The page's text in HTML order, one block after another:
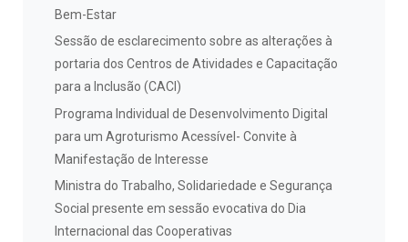
Bem-Estar
Sessão de esclarecimento sobre as alterações à
portaria dos Centros de Atividades e Capacitação
para a Inclusão (CACI)
Programa Individual de Desenvolvimento Digital
para um Agroturismo Acessível- Convite à
Manifestação de Interesse
Ministra do Trabalho, Solidariedade e Segurança
Social presente em sessão evocativa do Dia
Internacional das Cooperativas